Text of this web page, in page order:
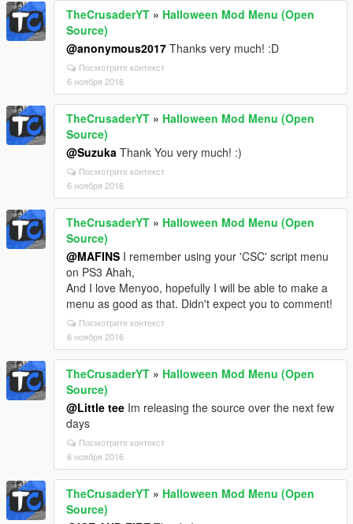
TheCrusaderYT » Halloween Mod Menu (Open
Source)
@anonymous2017 Thanks very much! :D
Посмотрите контекст
6 ноября 2016
TheCrusaderYT » Halloween Mod Menu (Open
Source)
@Suzuka Thank You very much! :)
Посмотрите контекст
6 ноября 2016
TheCrusaderYT » Halloween Mod Menu (Open
Source)
@MAFINS I remember using your 'CSC' script menu
on PS3 Ahah,
And I love Menyoo, hopefully I will be able to make a
menu as good as that. Didn't expect you to comment!
Посмотрите контекст
6 ноября 2016
TheCrusaderYT » Halloween Mod Menu (Open
Source)
@Little tee Im releasing the source over the next few
days
Посмотрите контекст
6 ноября 2016
TheCrusaderYT » Halloween Mod Menu (Open
Source)